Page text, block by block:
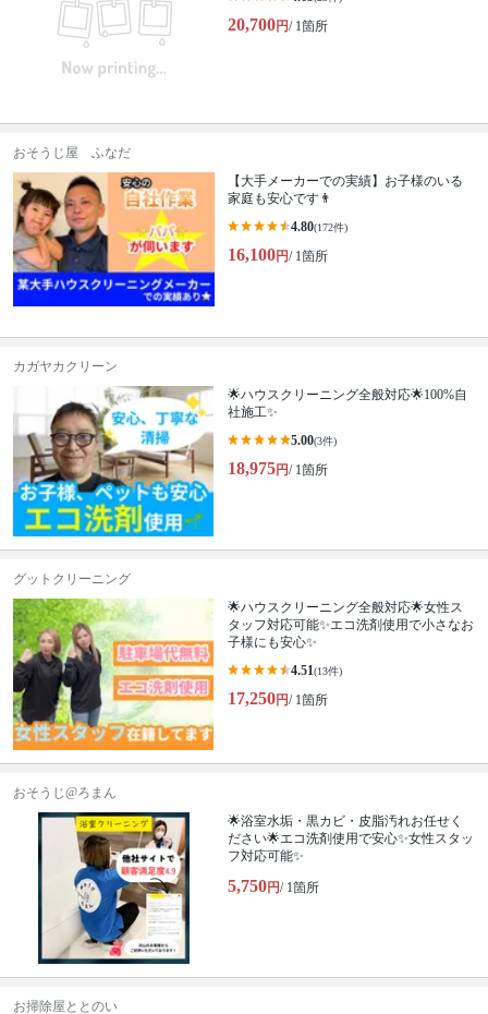
20,700円/ 1箇所
おそうじ屋 ふなだ
【大手メーカーでの実績】お子様のいる
家庭も安心です👨
4.80(172件)
16,100円/ 1箇所
カガヤカクリーン
🌟ハウスクリーニング全般対応🌟100%自
社施工✨
5.00(3件)
18,975円/ 1箇所
グットクリーニング
🌟ハウスクリーニング全般対応🌟女性ス
タッフ対応可能✨エコ洗剤使用で小さなお
子様にも安心✨
4.51(13件)
17,250円/ 1箇所
おそうじ@ろまん
🌟浴室水垢・黒カビ・皮脂汚れお任せく
ださい🌟エコ洗剤使用で安心✨女性スタッ
フ対応可能✨
5,750円/ 1箇所
お掃除屋ととのい